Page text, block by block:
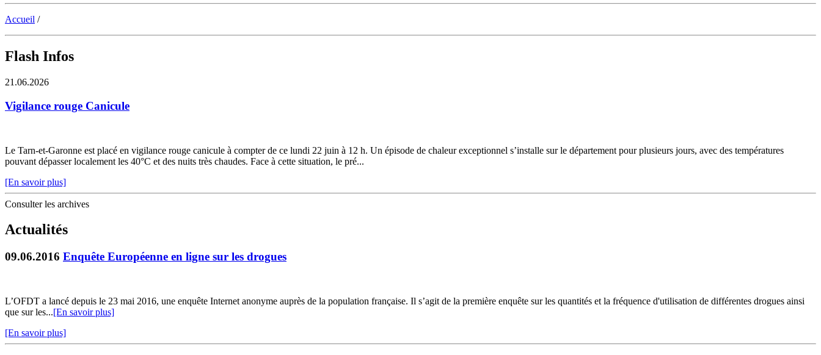
Accueil /
Flash Infos
21.06.2026
Vigilance rouge Canicule
Le Tarn-et-Garonne est placé en vigilance rouge canicule à compter de ce lundi 22 juin à 12 h. Un épisode de chaleur exceptionnel s’installe sur le département pour plusieurs jours, avec des températures
pouvant dépasser localement les 40°C et des nuits très chaudes. Face à cette situation, le pré...
[En savoir plus]
Consulter les archives
Actualités
09.06.2016 Enquête Européenne en ligne sur les drogues
L’OFDT a lancé depuis le 23 mai 2016, une enquête Internet anonyme auprès de la population française. Il s’agit de la première enquête sur les quantités et la fréquence d'utilisation de différentes drogues ainsi
que sur les...[En savoir plus]
[En savoir plus]